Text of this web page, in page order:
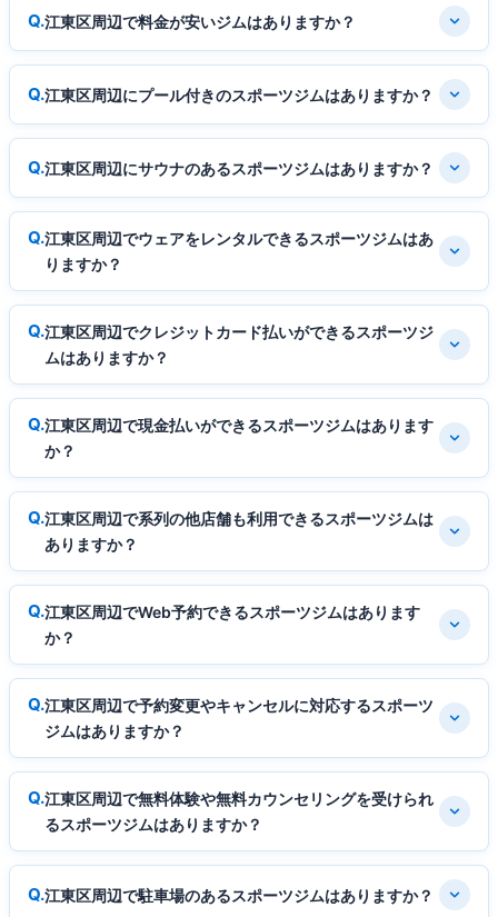
江東区周辺で料金が安いジムはありますか？
江東区周辺にプール付きのスポーツジムはありますか？
江東区周辺にサウナのあるスポーツジムはありますか？
江東区周辺でウェアをレンタルできるスポーツジムはあ
りますか？
江東区周辺でクレジットカード払いができるスポーツジ
ムはありますか？
江東区周辺で現金払いができるスポーツジムはあります
か？
江東区周辺で系列の他店舗も利用できるスポーツジムは
ありますか？
江東区周辺でWeb予約できるスポーツジムはあります
か？
江東区周辺で予約変更やキャンセルに対応するスポーツ
ジムはありますか？
江東区周辺で無料体験や無料カウンセリングを受けられ
るスポーツジムはありますか？
江東区周辺で駐車場のあるスポーツジムはありますか？